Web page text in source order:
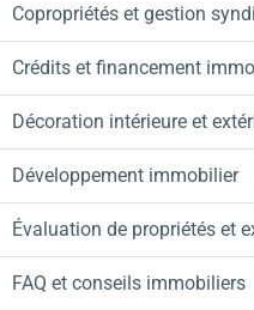
Copropriétés et gestion
Crédits et financement
Décoration intérieure et
Développement immobilier
Évaluation de propriétés et
FAQ et conseils immobiliers